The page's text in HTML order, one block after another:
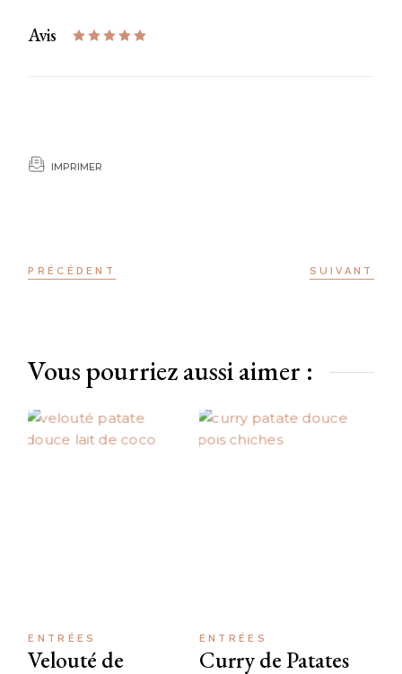
Avis
IMPRIMER
PRÉCÉDENT SUIVANT
Vous pourriez aussi aimer :
ENTRÉES
Velouté de
ENTRÉES
Curry de Patates